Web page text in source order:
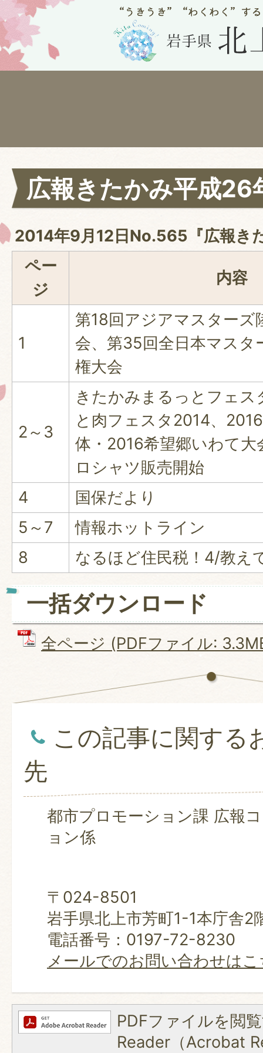
広報きたかみ平成26
2014年9月12日No.565『広報き
ペー
ジ
内容
1
第18回アジアマスターズ
会、第35回全日本マスタ
権大会
2～3
きたかみまるっとフェ
と肉フェスタ2014、
体・2016希望郷いわて大
ロシャツ販売開始
4
国保だより
5～7
情報ホットライン
8
なるほど住民税！4/教え
一括ダウンロード
全ページ (PDFファイル:
この記事に関する
先
都市プロモーション課 広報
ョン係
〒024-8501
岩手県北上市芳町1-1本庁舎2
電話番号：0197-72-8230
メールでのお問い合わせは
PDFファイルを閲
Reader（Acrobat